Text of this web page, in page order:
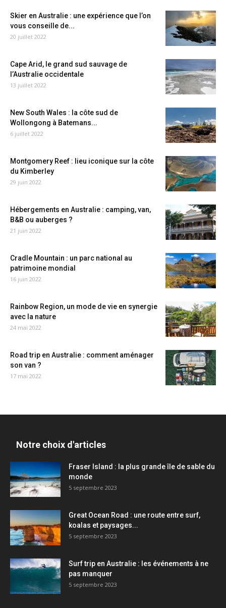
Skier en Australie : une expérience que l’on
vous conseille de...
20 juillet 2022
Cape Arid, le grand sud sauvage de
l’Australie occidentale
13 juillet 2022
New South Wales : la côte sud de
Wollongong à Batemans...
6 juillet 2022
Montgomery Reef : lieu iconique sur la côte
du Kimberley
29 juin 2022
Hébergements en Australie : camping, van,
B&B ou auberges ?
21 juin 2022
Cradle Mountain : un parc national au
patrimoine mondial
16 juin 2022
Rainbow Region, un mode de vie en synergie
avec la nature
24 mai 2022
Road trip en Australie : comment aménager
son van ?
17 mai 2022
Notre choix d'articles
Fraser Island : la plus grande île de sable du
monde
5 septembre 2023
Great Ocean Road : une route entre surf,
koalas et paysages...
5 septembre 2023
Surf trip en Australie : les événements à ne
pas manquer
5 septembre 2023